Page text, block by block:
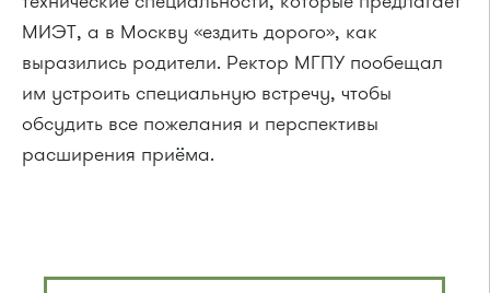
МИЭТ, а в Москву «ездить дорого», как
выразились родители. Ректор МГПУ пообещал
им устроить специальную встречу, чтобы
обсудить все пожелания и перспективы
расширения приёма.